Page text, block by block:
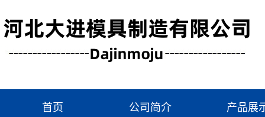
首页 公司简介 产品展